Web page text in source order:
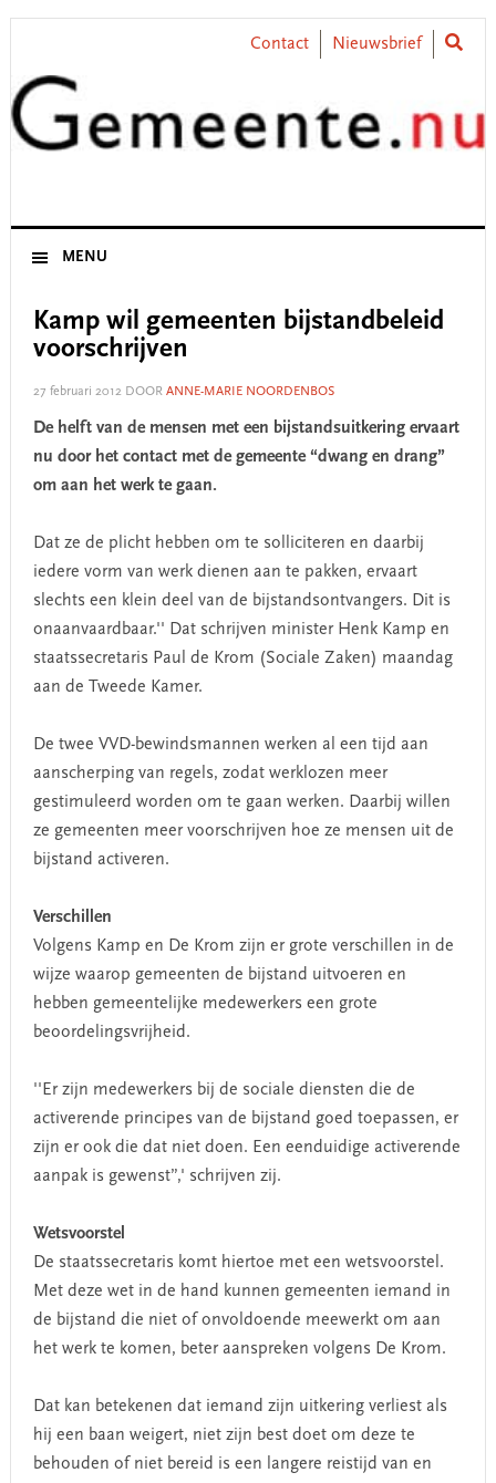
Skip
primary
navigation
Skip
content
Skip
primary
sidebar
Skip
footer
Contact Nieuwsbrief
MENU
Kamp wil gemeenten bijstandbeleid
voorschrijven
27 februari 2012DOOR ANNE-MARIE NOORDENBOS
De helft van de mensen met een bijstandsuitkering ervaart
nu door het contact met de gemeente “dwang en drang”
om aan het werk te gaan.
Dat ze de plicht hebben om te solliciteren en daarbij
iedere vorm van werk dienen aan te pakken, ervaart
slechts een klein deel van de bijstandsontvangers. Dit is
onaanvaardbaar.'' Dat schrijven minister Henk Kamp en
staatssecretaris Paul de Krom (Sociale Zaken) maandag
aan de Tweede Kamer.
De twee VVD-bewindsmannen werken al een tijd aan
aanscherping van regels, zodat werklozen meer
gestimuleerd worden om te gaan werken. Daarbij willen
ze gemeenten meer voorschrijven hoe ze mensen uit de
bijstand activeren.
Verschillen
Volgens Kamp en De Krom zijn er grote verschillen in de
wijze waarop gemeenten de bijstand uitvoeren en
hebben gemeentelijke medewerkers een grote
beoordelingsvrijheid.
''Er zijn medewerkers bij de sociale diensten die de
activerende principes van de bijstand goed toepassen, er
zijn er ook die dat niet doen. Een eenduidige activerende
aanpak is gewenst”,' schrijven zij.
Wetsvoorstel
De staatssecretaris komt hiertoe met een wetsvoorstel.
Met deze wet in de hand kunnen gemeenten iemand in
de bijstand die niet of onvoldoende meewerkt om aan
het werk te komen, beter aanspreken volgens De Krom.
Dat kan betekenen dat iemand zijn uitkering verliest als
hij een baan weigert, niet zijn best doet om deze te
behouden of niet bereid is een langere reistijd van en